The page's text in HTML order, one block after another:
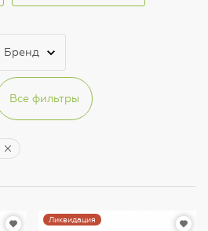
Бренд
Все фильтры
Ликвидация